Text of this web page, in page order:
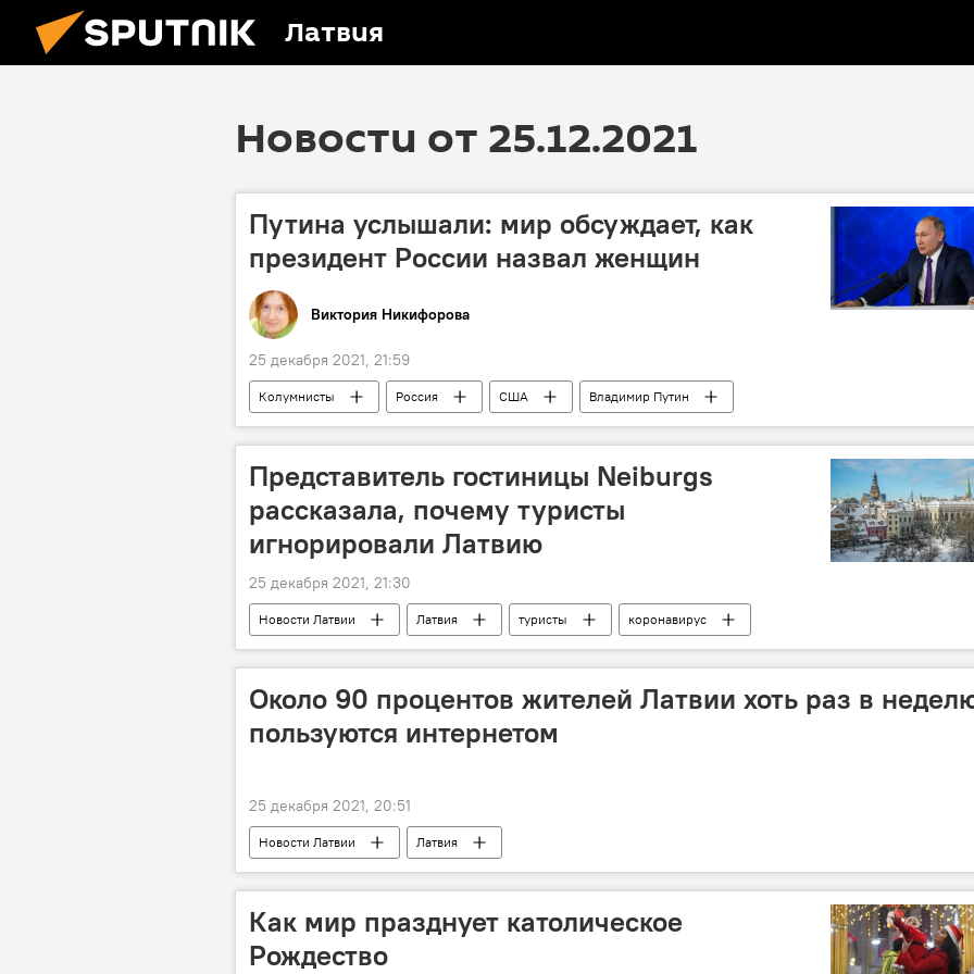
Латвия
Новости от 25.12.2021
Путина услышали: мир обсуждает, как
президент России назвал женщин
Виктория Никифорова
25 декабря 2021, 21:59
Колумнисты Россия США Владимир Путин
Представитель гостиницы Neiburgs
рассказала, почему туристы
игнорировали Латвию
25 декабря 2021, 21:30
Новости Латвии Латвия туристы коронавирус
Около 90 процентов жителей Латвии хоть раз в
пользуются интернетом
25 декабря 2021, 20:51
Новости Латвии Латвия
Как мир празднует католическое
Рождество